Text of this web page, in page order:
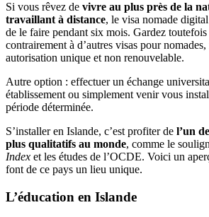
Si vous rêvez de vivre au plus près de la
travaillant à distance, le visa nomade
de le faire pendant six mois. Gardez toutefois
contrairement à d’autres visas pour nomades,
autorisation unique et non renouvelable.
Autre option : effectuer un échange
établissement ou simplement venir vous
période déterminée.
S’installer en Islande, c’est profiter de l’un
plus qualitatifs au monde, comme le
Index et les études de l’OCDE. Voici un
font de ce pays un lieu unique.
L’éducation en Islande